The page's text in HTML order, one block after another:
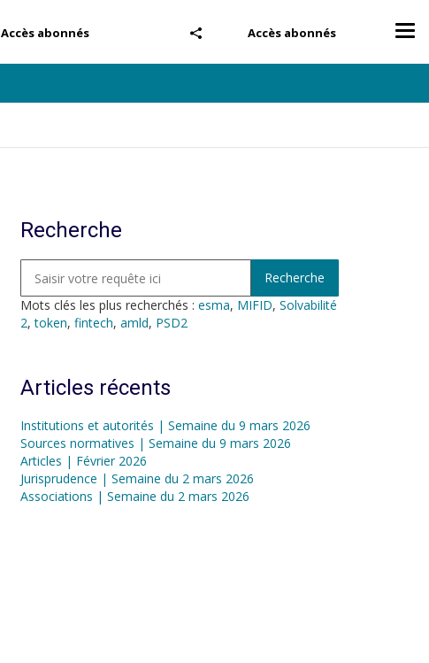
Accès abonnés
Accès abonnés
Recherche
Mots clés les plus recherchés : esma, MIFID, Solvabilité
2,token, fintech, amld, PSD2
Articles récents
Institutions et autorités | Semaine du 9 mars 2026
Sources normatives | Semaine du 9 mars 2026
Articles | Février 2026
Jurisprudence | Semaine du 2 mars 2026
Associations | Semaine du 2 mars 2026